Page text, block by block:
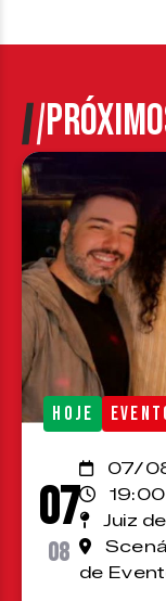
HOJE
07
08
07/
Juiz
de